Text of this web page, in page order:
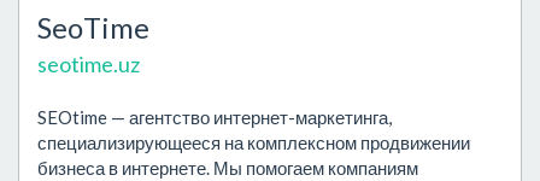
SeoTime
seotime.uz
SEOtime — агентство интернет-маркетинга,
специализирующееся на комплексном продвижении
бизнеса в интернете. Мы помогаем компаниям